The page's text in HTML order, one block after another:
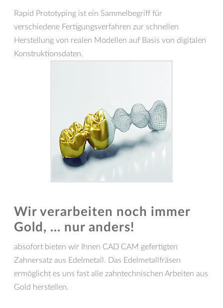
Rapid Prototyping ist ein Sammelbegriff für
verschiedene Fertigungsverfahren zur schnellen
Herstellung von realen Modellen auf Basis von digitalen
Konstruktionsdaten.
Wir verarbeiten noch immer
Gold, ... nur anders!
absofort bieten wir Ihnen CAD CAM gefertigten
Zahnersatz aus Edelmetall. Das Edelmetallfräsen
ermöglicht es uns fast alle zahntechnischen Arbeiten aus
Gold herstellen.